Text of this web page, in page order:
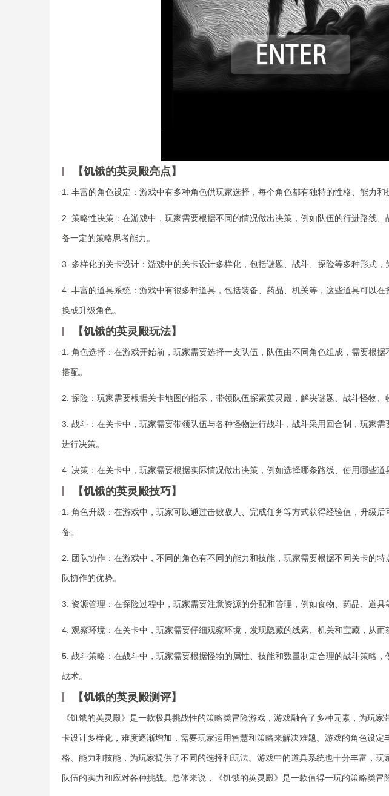
【饥饿的英灵殿亮点】
1. 丰富的角色设定：游戏中有多种角色供玩家选择，每个角色都有独特的性格、能力和
2. 策略性决策：在游戏中，玩家需要根据不同的情况做出决策，例如队伍的行进路线
备一定的策略思考能力。
3. 多样化的关卡设计：游戏中的关卡设计多样化，包括谜题、战斗、探险等多种形式，
4. 丰富的道具系统：游戏中有很多种道具，包括装备、药品、机关等，这些道具可以
换或升级角色。
【饥饿的英灵殿玩法】
1. 角色选择：在游戏开始前，玩家需要选择一支队伍，队伍由不同角色组成，需要根
搭配。
2. 探险：玩家需要根据关卡地图的指示，带领队伍探索英灵殿，解决谜题、战斗怪物、
3. 战斗：在关卡中，玩家需要带领队伍与各种怪物进行战斗，战斗采用回合制，玩家
进行决策。
4. 决策：在关卡中，玩家需要根据实际情况做出决策，例如选择哪条路线、使用哪些道
【饥饿的英灵殿技巧】
1. 角色升级：在游戏中，玩家可以通过击败敌人、完成任务等方式获得经验值，升级
备。
2. 团队协作：在游戏中，不同的角色有不同的能力和技能，玩家需要根据不同关卡的特
队协作的优势。
3. 资源管理：在探险过程中，玩家需要注意资源的分配和管理，例如食物、药品、道具
4. 观察环境：在关卡中，玩家需要仔细观察环境，发现隐藏的线索、机关和宝藏，从而
5. 战斗策略：在战斗中，玩家需要根据怪物的属性、技能和数量制定合理的战斗策略
战术。
【饥饿的英灵殿测评】
《饥饿的英灵殿》是一款极具挑战性的策略类冒险游戏，游戏融合了多种元素，为玩
卡设计多样化，难度逐渐增加，需要玩家运用智慧和策略来解决难题。游戏的角色设定
格、能力和技能，为玩家提供了不同的选择和玩法。游戏中的道具系统也十分丰富，玩
队伍的实力和应对各种挑战。总体来说，《饥饿的英灵殿》是一款值得一玩的策略类冒